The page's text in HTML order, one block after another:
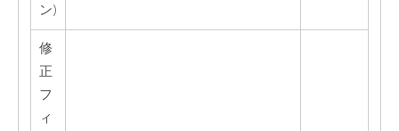
ン)
修
正
フ
ィ